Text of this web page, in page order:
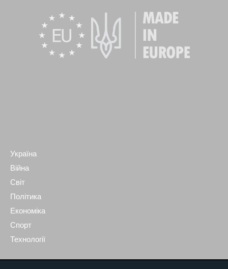
Україна
Війна
Світ
Політика
Економіка
Спорт
Технології